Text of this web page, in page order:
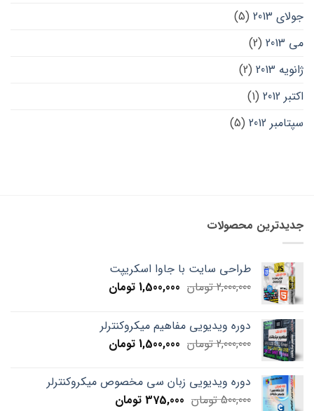
جولای 2013
(5)
می 2013
(2)
ژانویه 2013
(2)
اکتبر 2012
(1)
سپتامبر 2012
(5)
جدیدترین محصولات
طراحی سایت با جاوا اسکریپت
2,000,000 تومان Original
2,000,000 تومان.
1,500,000 تومانCurrent
1,500,000 تومان.دوره ویدیویی مفاهیم میکروکنترلر
2,000,000 تومان Original
2,000,000 تومان.
1,500,000 تومانCurrent
1,500,000 تومان.
دوره ویدیویی زبان سی مخصوص میکروکنترلر
500,000 تومان Original
375,000 تومانCurrent